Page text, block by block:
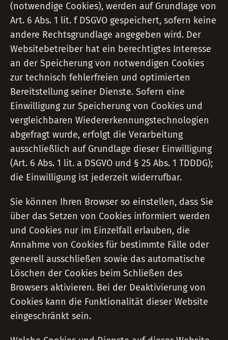
(notwendige Cookies), werden auf Grundlage von
Art. 6 Abs. 1 lit. f DSGVO gespeichert, sofern keine
andere Rechtsgrundlage angegeben wird. Der
Websitebetreiber hat ein berechtigtes Interesse
an der Speicherung von notwendigen Cookies
zur technisch fehlerfreien und optimierten
Bereitstellung seiner Dienste. Sofern eine
Einwilligung zur Speicherung von Cookies und
vergleichbaren Wiedererkennungstechnologien
abgefragt wurde, erfolgt die Verarbeitung
ausschließlich auf Grundlage dieser Einwilligung
(Art. 6 Abs. 1 lit. a DSGVO und § 25 Abs. 1 TDDDG);
die Einwilligung ist jederzeit widerrufbar.
Sie können Ihren Browser so einstellen, dass Sie
über das Setzen von Cookies informiert werden
und Cookies nur im Einzelfall erlauben, die
Annahme von Cookies für bestimmte Fälle oder
generell ausschließen sowie das automatische
Löschen der Cookies beim Schließen des
Browsers aktivieren. Bei der Deaktivierung von
Cookies kann die Funktionalität dieser Website
eingeschränkt sein.